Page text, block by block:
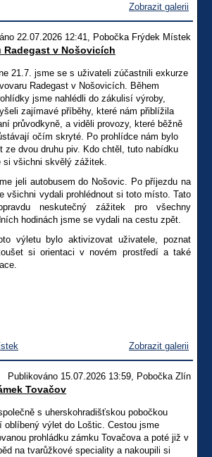
Zobrazit galerii
22.07.2026 12:41, Pobočka Frýdek Místek
Radegast v Nošovicích
21.7. jsme se s uživateli zúčastnili exkurze
Radegast v Nošovicích. Během
jsme nahlédli do zákulisí výroby,
zajímavé příběhy, které nám přiblížila
průvodkyně, a viděli provozy, které běžně
očím skryté. Po prohlídce nám bylo
ze dvou druhu piv. Kdo chtěl, tuto nabídku
si všichni skvělý zážitek.
jeli autobusem do Nošovic. Po příjezdu na
všichni vydali prohlédnout si toto místo. Tato
neskutečný zážitek pro všechny
hodinách jsme se vydali na cestu zpět.
výletu bylo aktivizovat uživatele, poznat
si orientaci v novém prostředí a také
Zobrazit galerii
Publikováno 15.07.2026 13:59, Pobočka Zlín
Tovačov
s uherskohradišťskou pobočkou
oblíbený výlet do Loštic. Cestou jsme
prohládku zámku Tovačova a poté již v
na tvarůžkové speciality a nakoupili si